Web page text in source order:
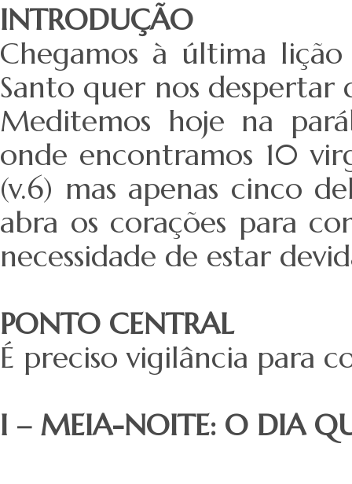
INTRODUÇÃO
Chegamos à última
Santo quer nos
Meditemos hoje na
onde encontramos 10
(v.6) mas apenas cinco
abra os corações para
necessidade de estar
PONTO CENTRAL
É preciso vigilância para
I – MEIA-NOITE: O DIA